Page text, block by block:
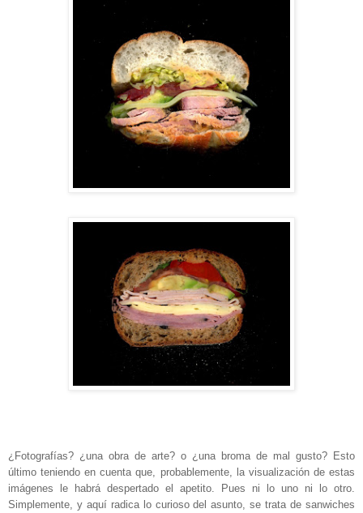
¿Fotografías? ¿una obra de arte? o ¿una broma de mal gusto? Esto
último teniendo en cuenta que, probablemente, la visualización de estas
imágenes le habrá despertado el apetito. Pues ni lo uno ni lo otro.
Simplemente, y aquí radica lo curioso del asunto, se trata de sanwiches